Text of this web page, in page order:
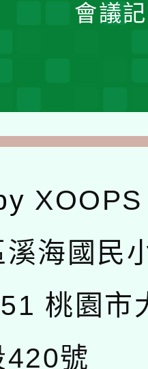
會議
XOOPS
溪海國民
桃園市
420號